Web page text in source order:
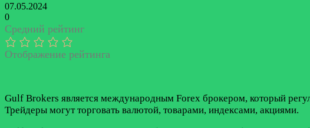
07.05.2024
0
Средний рейтинг
Отображение рейтинга
Gulf Brokers является международным Forex брокером, который
Трейдеры могут торговать валютой, товарами, индексами, акциями.